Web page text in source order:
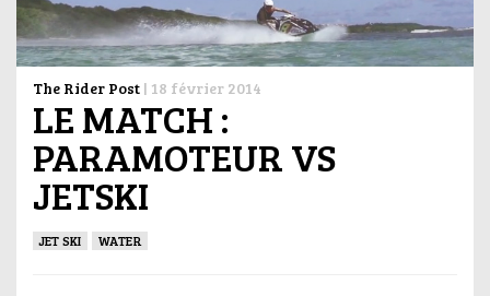
The Rider Post | 18 février 2014
LE MATCH :
PARAMOTEUR VS
JETSKI
JET SKI WATER